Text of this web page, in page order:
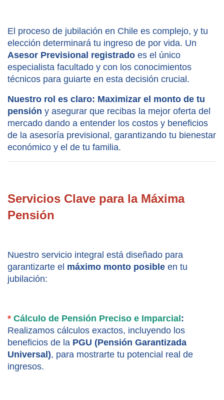
El proceso de jubilación en Chile es complejo, y tu
Asesor Previsional registrado es el único
especialista facultado y con los conocimientos
técnicos para guiarte en esta decisión crucial.
Nuestro rol es claro: Maximizar el monto de tu
pensión y asegurar que recibas la mejor oferta del
mercado dando a entender los costos y beneficios
de la asesoría previsional, garantizando tu bienestar
económico y el de tu familia.
Servicios Clave para la Máxima
Pensión
Nuestro servicio integral está diseñado para
garantizarte el máximo monto posible en tu
jubilación:
* Cálculo de Pensión Preciso e Imparcial:
Realizamos cálculos exactos, incluyendo los
beneficios de la PGU (Pensión Garantizada
Universal), para mostrarte tu potencial real de
ingresos.